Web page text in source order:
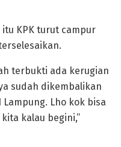
itu KPK turut campur
terbukti ada kerugian
sudah dikembalikan
Lho kok bisa
kalau begini,”